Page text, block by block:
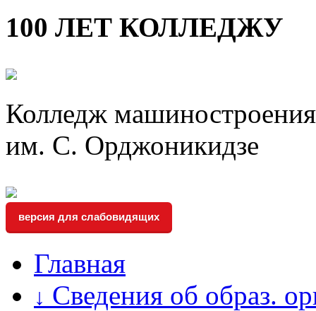
100 ЛЕТ КОЛЛЕДЖУ
Колледж
им. С. Орджоникидзе
версия для слабовидящих
Главная
↓ Сведения об образ.